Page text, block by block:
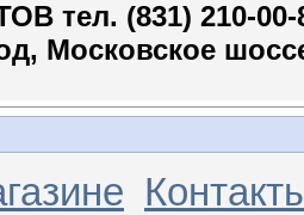
тел. (831) 210-00-
Московское